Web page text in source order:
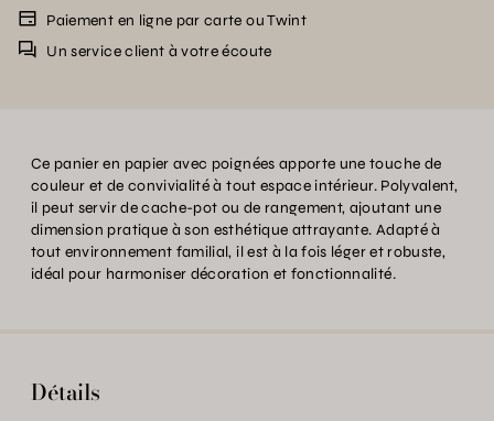
Paiement en ligne par carte ou Twint
Un service client à votre écoute
Ce panier en papier avec poignées apporte une touche de
couleur et de convivialité à tout espace intérieur. Polyvalent,
il peut servir de cache-pot ou de rangement, ajoutant une
dimension pratique à son esthétique attrayante. Adapté à
tout environnement familial, il est à la fois léger et robuste,
idéal pour harmoniser décoration et fonctionnalité.
Détails